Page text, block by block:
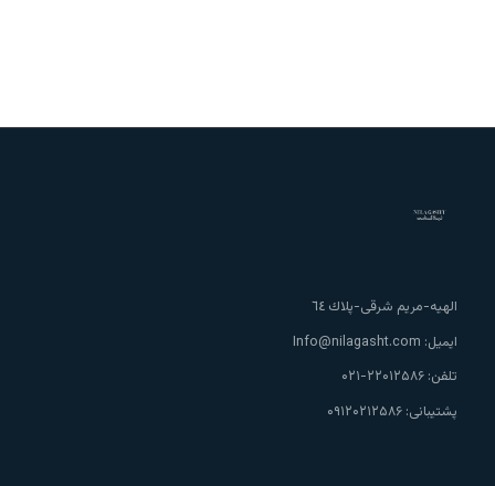
الهيه-مريم شرقى-پلاك ٦٤
ایمیل: Info@nilagasht.com
تلفن:
پشتیبانی: